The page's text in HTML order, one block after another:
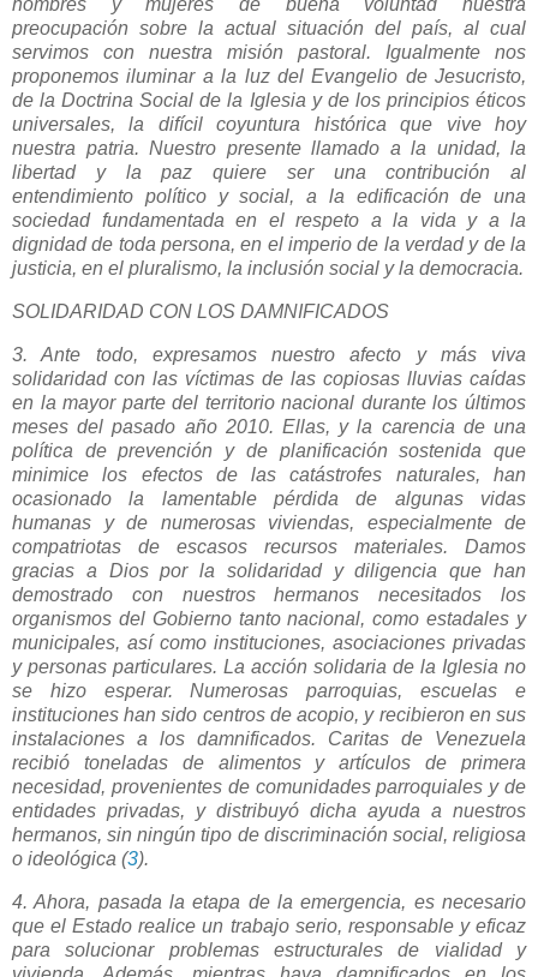
hombres y mujeres de buena voluntad nuestra
preocupación sobre la actual situación del país, al cual
servimos con nuestra misión pastoral. Igualmente nos
proponemos iluminar a la luz del Evangelio de Jesucristo,
de la Doctrina Social de la Iglesia y de los principios éticos
universales, la difícil coyuntura histórica que vive hoy
nuestra patria. Nuestro presente llamado a la unidad, la
libertad y la paz quiere ser una contribución al
entendimiento político y social, a la edificación de una
sociedad fundamentada en el respeto a la vida y a la
dignidad de toda persona, en el imperio de la verdad y de la
justicia, en el pluralismo, la inclusión social y la democracia.
SOLIDARIDAD CON LOS DAMNIFICADOS
3. Ante todo, expresamos nuestro afecto y más viva
solidaridad con las víctimas de las copiosas lluvias caídas
en la mayor parte del territorio nacional durante los últimos
meses del pasado año 2010. Ellas, y la carencia de una
política de prevención y de planificación sostenida que
minimice los efectos de las catástrofes naturales, han
ocasionado la lamentable pérdida de algunas vidas
humanas y de numerosas viviendas, especialmente de
compatriotas de escasos recursos materiales. Damos
gracias a Dios por la solidaridad y diligencia que han
demostrado con nuestros hermanos necesitados los
organismos del Gobierno tanto nacional, como estadales y
municipales, así como instituciones, asociaciones privadas
y personas particulares. La acción solidaria de la Iglesia no
se hizo esperar. Numerosas parroquias, escuelas e
instituciones han sido centros de acopio, y recibieron en sus
instalaciones a los damnificados. Caritas de Venezuela
recibió toneladas de alimentos y artículos de primera
necesidad, provenientes de comunidades parroquiales y de
entidades privadas, y distribuyó dicha ayuda a nuestros
hermanos, sin ningún tipo de discriminación social, religiosa
o ideológica (3).
4. Ahora, pasada la etapa de la emergencia, es necesario
que el Estado realice un trabajo serio, responsable y eficaz
para solucionar problemas estructurales de vialidad y